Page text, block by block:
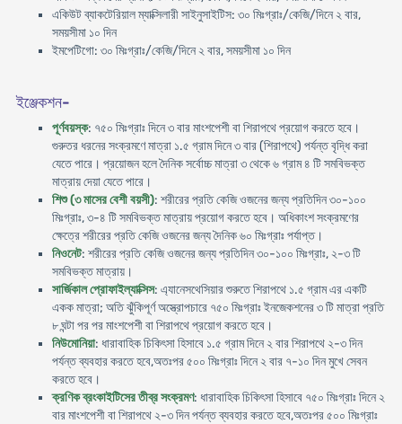
একিউট ব্যাকটেরিয়াল ম্যাক্সিলারী সাইনুসাইটিস: ৩০ মিঃগ্রাঃ/কেজি/দিনে ২ বার,
সময়সীমা ১০ দিন
ইমপেটিগো: ৩০ মিঃগ্রাঃ/কেজি/দিনে ২ বার, সময়সীমা ১০ দিন
ইঞ্জেকশন-
পূর্ণবয়স্ক: ৭৫০ মিঃগ্রাঃ দিনে ৩ বার মাংশপেশী বা শিরাপথে প্রয়োগ করতে হবে।
গুরুতর ধরনের সংক্রমণে মাত্রা ১.৫ গ্রাম দিনে ৩ বার (শিরাপথে) পর্যন্ত বৃদ্ধি করা
যেতে পারে। প্রয়োজন হলে দৈনিক সর্বোচ্চ মাত্রা ৩ থেকে ৬ গ্রাম ৪ টি সমবিভক্ত
মাত্রায় দেয়া যেতে পারে।
শিশু (৩ মাসের বেশী বয়সী): শরীরের প্রতি কেজি ওজনের জন্য প্রতিদিন ৩০-১০০
মিঃগ্রাঃ, ৩-৪ টি সমবিভক্ত মাত্রায় প্রয়োগ করতে হবে। অধিকাংশ সংক্রমণের
ক্ষেত্রে শরীরের প্রতি কেজি ওজনের জন্য দৈনিক ৬০ মিঃগ্রাঃ পর্যাপ্ত।
নিওনেট: শরীরের প্রতি কেজি ওজনের জন্য প্রতিদিন ৩০-১০০ মিঃগ্রাঃ, ২-৩ টি
সমবিভক্ত মাত্রায়।
সার্জিকাল প্রোফাইল্যাক্সিস: এ্যানেসথেসিয়ার শুরুতে শিরাপথে ১.৫ গ্রাম এর একটি
একক মাত্রা; অতি ঝুঁকিপূর্ণ অস্ত্রোপচারে ৭৫০ মিঃগ্রাঃ ইনজেকশনের ৩ টি মাত্রা প্রতি
৮ ঘন্টা পর পর মাংশপেশী বা শিরাপথে প্রয়োগ করতে হবে।
নিউমোনিয়া: ধারাবাহিক চিকিৎসা হিসাবে ১.৫ গ্রাম দিনে ২ বার শিরাপথে ২-৩ দিন
পর্যন্ত ব্যবহার করতে হবে,অতঃপর ৫০০ মিঃগ্রাঃ দিনে ২ বার ৭-১০ দিন মুখে সেবন
করতে হবে।
ক্রণিক ব্রংকাইটিসের তীব্র সংক্রমণ: ধারাবাহিক চিকিৎসা হিসাবে ৭৫০ মিঃগ্রাঃ দিনে ২
বার মাংশপেশী বা শিরাপথে ২-৩ দিন পর্যন্ত ব্যবহার করতে হবে,অতঃপর ৫০০ মিঃগ্রাঃ